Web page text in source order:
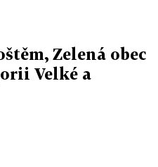
Zelená obec
Velké a